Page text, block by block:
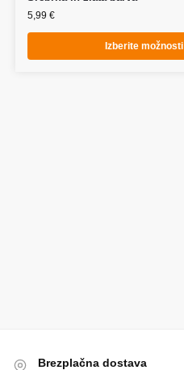
5,99 €
Izberite možnosti
Brezplačna dostava